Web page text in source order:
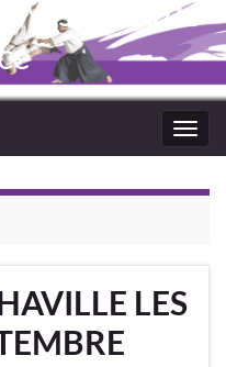
Yoshinkaï de
LES